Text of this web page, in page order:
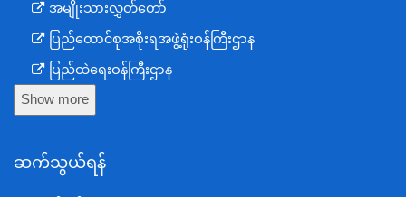
အမျိုးသားလွှတ်တော်
ပြည်ထောင်စုအစိုးရအဖွဲ့ရုံးဝန်ကြီးဌာန
ပြည်ထဲရေးဝန်ကြီးဌာန
ကာကွယ်ရေးဝန်ကြီးဌာန
စီမံကိန်း၊ဘဏ္ဍာရေးနှင့်စက်မှုဝန်ကြီးဌာန
Show more
ဆက်သွယ်ရန်